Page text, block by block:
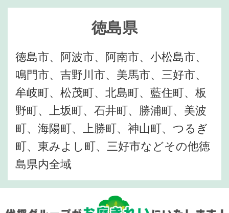
徳島県
徳島市、阿波市、阿南市、小松島市、
鳴門市、吉野川市、美馬市、三好市、
牟岐町、松茂町、北島町、藍住町、板
野町、上坂町、石井町、勝浦町、美波
町、海陽町、上勝町、神山町、つるぎ
町、東みよし町、三好市などその他徳
島県内全域